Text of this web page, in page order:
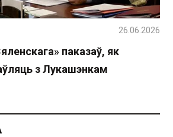
паказаў, як
з Лукашэнкам
26.06.2026